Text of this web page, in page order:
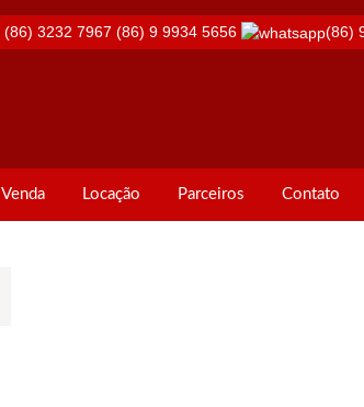
(86) 3232 7967 (86) 9 9934 5656 (86)
Venda Locação Parceiros Contato